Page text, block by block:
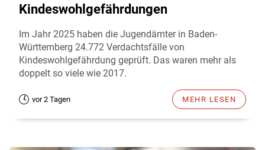
Kindeswohlgefährdungen
Im Jahr 2025 haben die Jugendämter in Baden-
Württemberg 24.772 Verdachtsfälle von
Kindeswohlgefährdung geprüft. Das waren mehr als
doppelt so viele wie 2017.
vor 2 Tagen MEHR LESEN